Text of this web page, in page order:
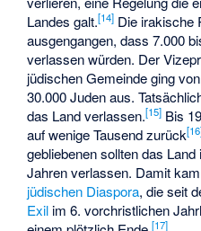
Landes galt.[14] Die irakische
ausgengangen, dass 7.000
verlassen würden. Der
jüdischen Gemeinde ging
30.000 Juden aus.
das Land verlassen.[15] Bis
auf wenige Tausend zurück[16
gebliebenen sollten das
Jahren verlassen. Damit
jüdischen Diaspora, die seit
Exil im 6. vorchristlichen
[17]